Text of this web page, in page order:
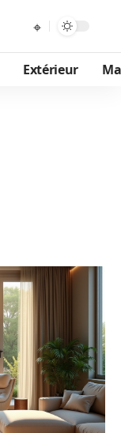
Extérieur